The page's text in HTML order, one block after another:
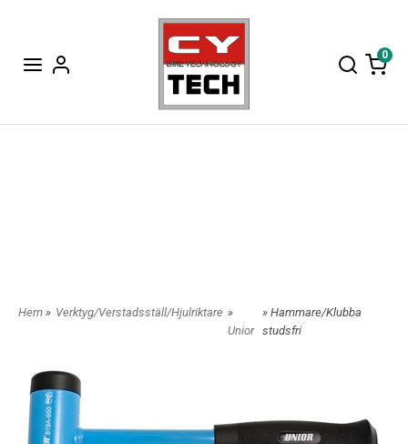
0
Hem » Verktyg/Verstadsställ/Hjulriktare »
Unior
» Hammare/Klubba
studsfri